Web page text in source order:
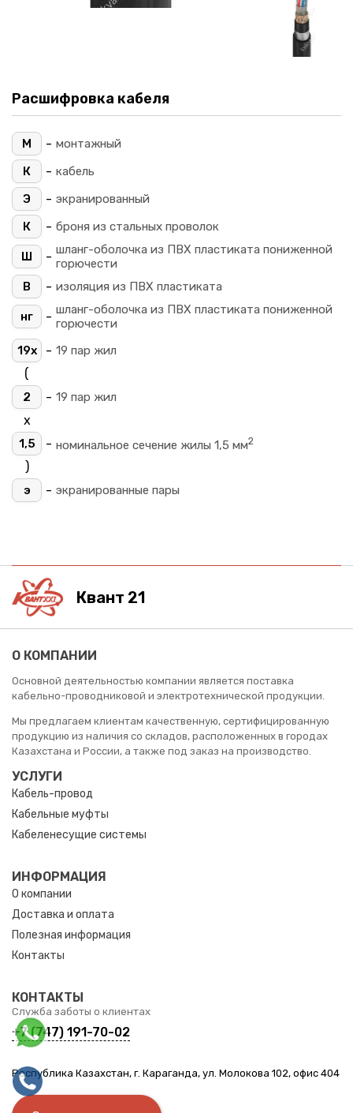
Расшифровка кабеля
М - монтажный
К
- кабель
Э
- экранированный
К
- броня из стальных проволок
Ш - шланг-оболочка из ПВХ пластиката пониженной
горючести
В
- изоляция из ПВХ пластиката
нг - шланг-оболочка из ПВХ пластиката пониженной
горючести
19х
- 19 пар жил
(
2 - 19 пар жил
х
1,5 - номинальное сечение жилы 1,5 мм2
)
э - экранированные пары
Квант 21
О КОМПАНИИ
Основной деятельностью компании является поставка
кабельно-проводниковой и электротехнической продукции.
Мы предлагаем клиентам качественную, сертифицированную
продукцию из наличия со складов, расположенных в городах
Казахстана и России, а также под заказ на производство.
УСЛУГИ
Кабель-провод
Кабельные муфты
Кабеленесущие системы
ИНФОРМАЦИЯ
О компании
Доставка и оплата
Полезная информация
Контакты
КОНТАКТЫ
Служба заботы о клиентах
+7 (747) 191-70-02
Республика Казахстан, г. Караганда, ул. Молокова 102, офис 404